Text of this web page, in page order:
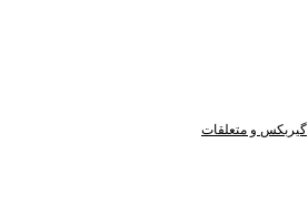
گیربکس و متعلقات